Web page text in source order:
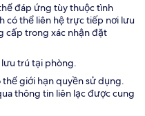
đáp ứng tùy thuộc tình
có thể liên hệ trực tiếp nơi lưu
cấp trong xác nhận đặt
trú tại phòng.
giới hạn quyền sử dụng.
thông tin liên lạc được cung